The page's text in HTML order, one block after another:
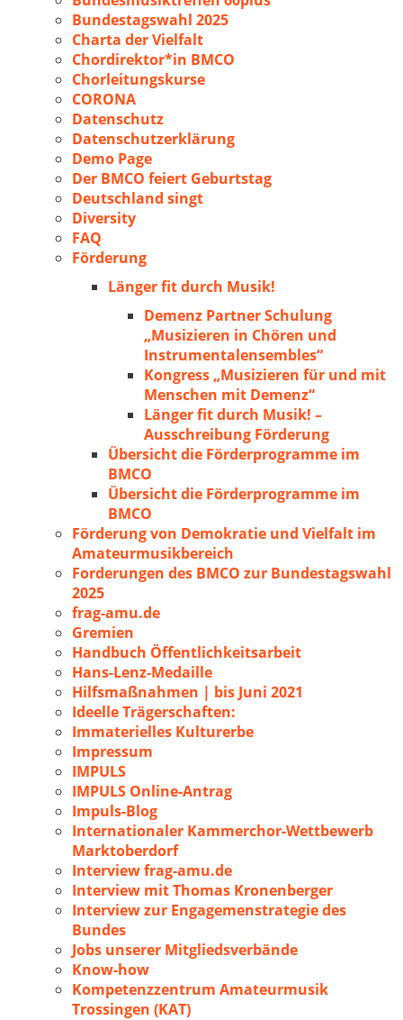
Bundestagswahl 2025
Charta der Vielfalt
Chordirektor*in BMCO
Chorleitungskurse
CORONA
Datenschutz
Datenschutzerklärung
Demo Page
Der BMCO feiert Geburtstag
Deutschland singt
Diversity
FAQ
Förderung
Länger fit durch Musik!
Demenz Partner Schulung
„Musizieren in Chören und
Instrumentalensembles“
Kongress „Musizieren für und mit
Menschen mit Demenz“
Länger fit durch Musik! –
Ausschreibung Förderung
Übersicht die Förderprogramme im
BMCO
Übersicht die Förderprogramme im
BMCO
Förderung von Demokratie und Vielfalt im
Amateurmusikbereich
Forderungen des BMCO zur Bundestagswahl
2025
frag-amu.de
Gremien
Handbuch Öffentlichkeitsarbeit
Hans-Lenz-Medaille
Hilfsmaßnahmen | bis Juni 2021
Ideelle Trägerschaften:
Immaterielles Kulturerbe
Impressum
IMPULS
IMPULS Online-Antrag
Impuls-Blog
Internationaler Kammerchor-Wettbewerb
Marktoberdorf
Interview frag-amu.de
Interview mit Thomas Kronenberger
Interview zur Engagemenstrategie des
Bundes
Jobs unserer Mitgliedsverbände
Know-how
Kompetenzzentrum Amateurmusik
Trossingen (KAT)